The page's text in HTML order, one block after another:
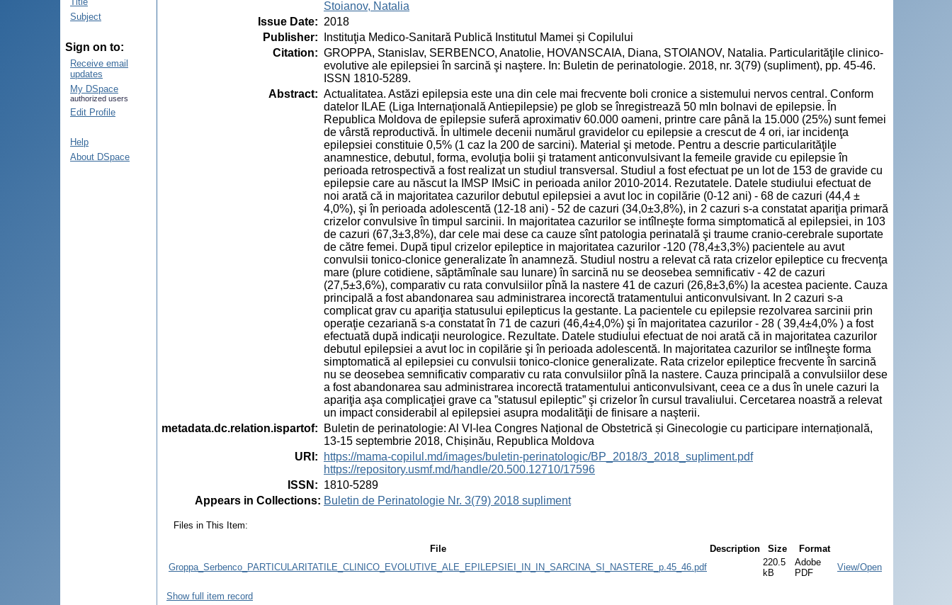
Subject
Sign on to:
Receive email
updates
My DSpace
authorized users
Edit Profile
Help
About DSpace
Stoianov, Natalia
Issue Date: 2018
Publisher:
Instituţia Medico-Sanitară Publică Institutul Mamei și Copilului
Citation: GROPPA, Stanislav, SERBENCO, Anatolie, HOVANSCAIA, Diana, STOIANOV, Natalia. Particularităţile clinico-
evolutive ale epilepsiei în sarcină şi naştere. In: Buletin de perinatologie. 2018, nr. 3(79) (supliment), pp. 45-46.
ISSN 1810-5289.
Abstract: Actualitatea. Astăzi epilepsia este una din cele mai frecvente boli cronice a sistemului nervos central. Conform
datelor ILAE (Liga Internaţională Antiepilepsie) pe glob se înregistrează 50 mln bolnavi de epilepsie. În
Republica Moldova de epilepsie suferă aproximativ 60.000 oameni, printre care până la 15.000 (25%) sunt femei
de vârstă reproductivă. În ultimele decenii numărul gravidelor cu epilepsie a crescut de 4 ori, iar incidenţa
epilepsiei constituie 0,5% (1 caz la 200 de sarcini). Material şi metode. Pentru a descrie particularităţile
anamnestice, debutul, forma, evoluţia bolii şi tratament anticonvulsivant la femeile gravide cu epilepsie în
perioada retrospectivă a fost realizat un studiul transversal. Studiul a fost efectuat pe un lot de 153 de gravide cu
epilepsie care au născut la IMSP IMsiC in perioada anilor 2010-2014. Rezutatele. Datele studiului efectuat de
noi arată că in majoritatea cazurilor debutul epilepsiei a avut loc in copilărie (0-12 ani) - 68 de cazuri (44,4 ±
4,0%), şi în perioada adolescentă (12-18 ani) - 52 de cazuri (34,0±3,8%), in 2 cazuri s-a constatat apariţia primară
crizelor convulsive în timpul sarcinii. In majoritatea cazurilor se intîlneşte forma simptomatică al epilepsiei, in 103
de cazuri (67,3±3,8%), dar cele mai dese ca cauze sînt patologia perinatală şi traume cranio-cerebrale suportate
de către femei. După tipul crizelor epileptice in majoritatea cazurilor -120 (78,4±3,3%) pacientele au avut
convulsii tonico-clonice generalizate în anamneză. Studiul nostru a relevat că rata crizelor epileptice cu frecvenţa
mare (plure cotidiene, săptămînale sau lunare) în sarcină nu se deosebea semnificativ - 42 de cazuri
(27,5±3,6%), comparativ cu rata convulsiilor pînă la nastere 41 de cazuri (26,8±3,6%) la acestea paciente. Cauza
principală a fost abandonarea sau administrarea incorectă tratamentului anticonvulsivant. In 2 cazuri s-a
complicat grav cu apariţia statusului epilepticus la gestante. La pacientele cu epilepsie rezolvarea sarcinii prin
operaţie cezariană s-a constatat în 71 de cazuri (46,4±4,0%) şi în majoritatea cazurilor - 28 ( 39,4±4,0% ) a fost
efectuată după indicaţii neurologice. Rezultate. Datele studiului efectuat de noi arată că in majoritatea cazurilor
debutul epilepsiei a avut loc in copilărie şi în perioada adolescentă. In majoritatea cazurilor se intîlneşte forma
simptomatică al epilepsiei cu convulsii tonico-clonice generalizate. Rata crizelor epileptice frecvente în sarcină
nu se deosebea semnificativ comparativ cu rata convulsiilor pînă la nastere. Cauza principală a convulsiilor dese
a fost abandonarea sau administrarea incorectă tratamentului anticonvulsivant, ceea ce a dus în unele cazuri la
apariţia aşa complicaţiei grave ca ”statusul epileptic” şi crizelor în cursul travaliului. Cercetarea noastră a relevat
un impact considerabil al epilepsiei asupra modalităţii de finisare a naşterii.
metadata.dc.relation.ispartof:
Buletin de perinatologie: Al VI-lea Congres Național de Obstetrică și Ginecologie cu participare internațională,
13-15 septembrie 2018, Chișinău, Republica Moldova
URI :
https://mama-copilul.md/images/buletin-perinatologic/BP_2018/3_2018_supliment.pdf
https://repository.usmf.md/handle/20.500.12710/17596
ISSN : 1810-5289
Appears in Collections: Buletin de Perinatologie Nr. 3(79) 2018 supliment
Files in This Item:
File Description Size
Format
Groppa_Serbenco_PARTICULARITATILE_CLINICO_EVOLUTIVE_ALE_EPILEPSIEI_IN_IN_SARCINA_SI_NASTERE_p.45_46.pdf
220.5
kB
Adobe
PDF
View/Open
Show full item record